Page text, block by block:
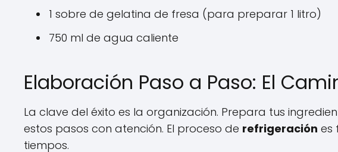
1 sobre de gelatina de fresa (para preparar 1 litro)
750 ml de agua caliente
Elaboración Paso a Paso: El
La clave del éxito es la organización. Prepara tus
estos pasos con atención. El proceso de refrigeración es
tiempos.